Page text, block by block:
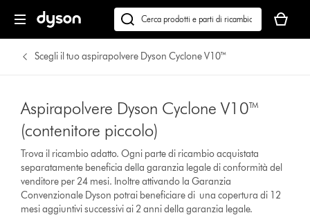
Cerca
su
dyson.it
carrello
è
Scegli il tuo aspirapolvere Dyson Cyclone V10™
Aspirapolvere Dyson Cyclone V10™
(contenitore piccolo)
Trova il ricambio adatto. Ogni parte di ricambio acquistata
separatamente beneficia della garanzia legale di conformità del
venditore per 24 mesi. Inoltre attivando la Garanzia
Convenzionale Dyson potrai beneficiare di una copertura di 12
mesi aggiuntivi successivi ai 2 anni della garanzia legale.